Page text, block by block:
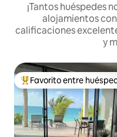
¡Tantos huéspedes
alojamientos
calificaciones
y
De los mejores en
Favorito entre